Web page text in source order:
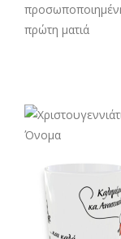
πρώτη ματιά